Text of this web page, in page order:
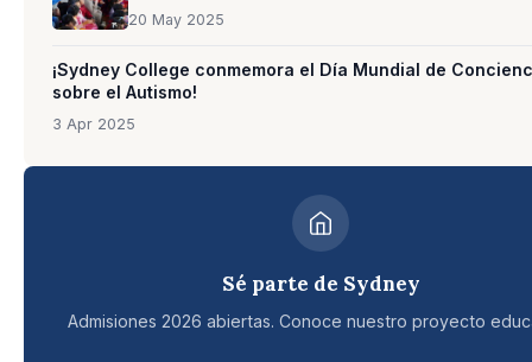
20 May 2025
¡Sydney College conmemora el Día Mundial de
sobre el Autismo!
3 Apr 2025
Sé parte de Sydney
Admisiones 2026 abiertas. Conoce nuestro proyecto